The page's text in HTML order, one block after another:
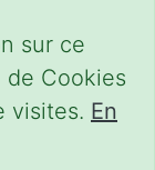
sur ce
de Cookies
visites. En